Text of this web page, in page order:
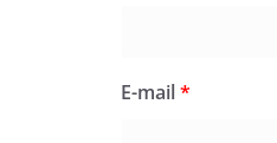
E-mail*